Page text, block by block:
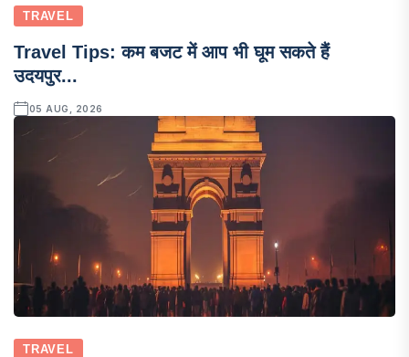
TRAVEL
Travel Tips: कम बजट में आप भी घूम सकते हैं
उदयपुर...
05 AUG, 2026
TRAVEL